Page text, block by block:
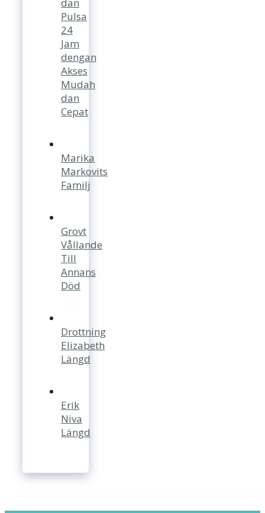
dan
Pulsa
24
Jam
dengan
Akses
Mudah
dan
Cepat
Marika
Markovits
Familj
Grovt
Vållande
Till
Annans
Död
Drottning
Elizabeth
Längd
Erik
Niva
Längd